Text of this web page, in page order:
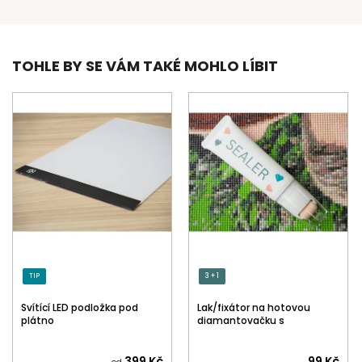
TOHLE BY SE VÁM TAKÉ MOHLO LÍBIT
TIP
Svítící LED podložka pod
plátno
3 + 1
Lak/fixátor na hotovou
diamantovačku s